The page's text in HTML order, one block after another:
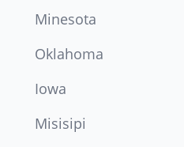
Minesota
Oklahoma
Iowa
Misisipi